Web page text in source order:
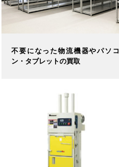
不要になった物流機器やパソコ
ン・タブレットの買取